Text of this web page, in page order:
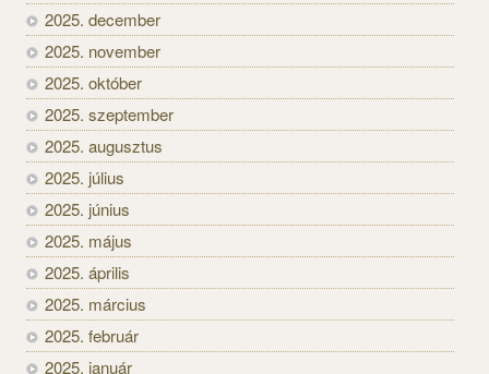
2025. december
2025. november
2025. október
2025. szeptember
2025. augusztus
2025. július
2025. június
2025. május
2025. április
2025. március
2025. február
2025. január